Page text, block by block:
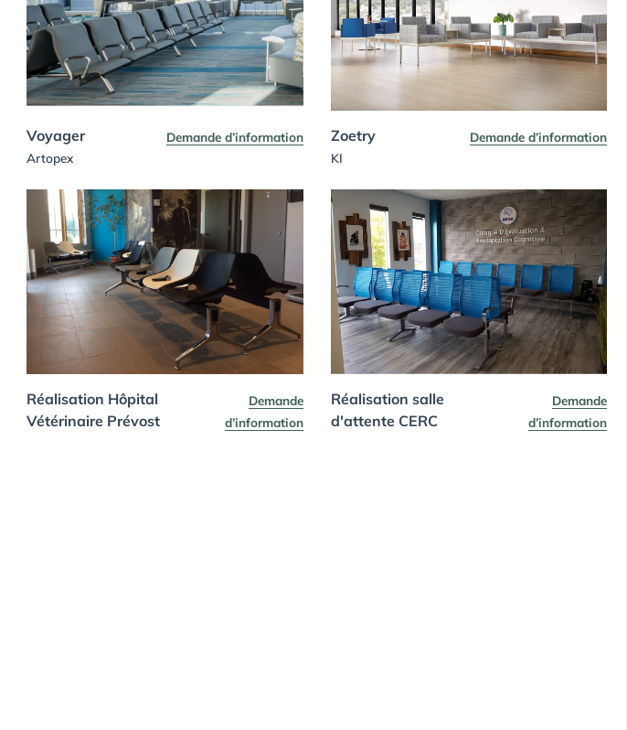
Voyager
Artopex
Demande d’information Zoetry
KI
Demande d’information
Réalisation Hôpital
Vétérinaire Prévost
Demande
d’information
Réalisation salle
d'attente CERC
Demande
d’information